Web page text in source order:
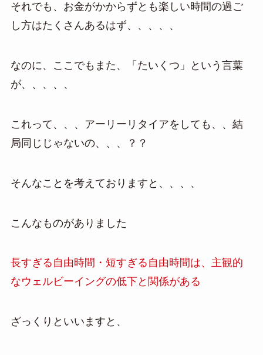
それでも、お金がかからずとも楽しい時間の過ご
し方はたくさんあるはず、、、、、
なのに、ここでもまた、「たいくつ」という言葉
が、、、、、
これって、、、アーリーリタイアをしても、、結
局同じじゃないの、、、？？
そんなことを考えておりますと、、、、
こんなものがありました
長すぎる自由時間・短すぎる自由時間は、主観的
なウェルビーイングの低下と関係がある
ざっくりといいますと、